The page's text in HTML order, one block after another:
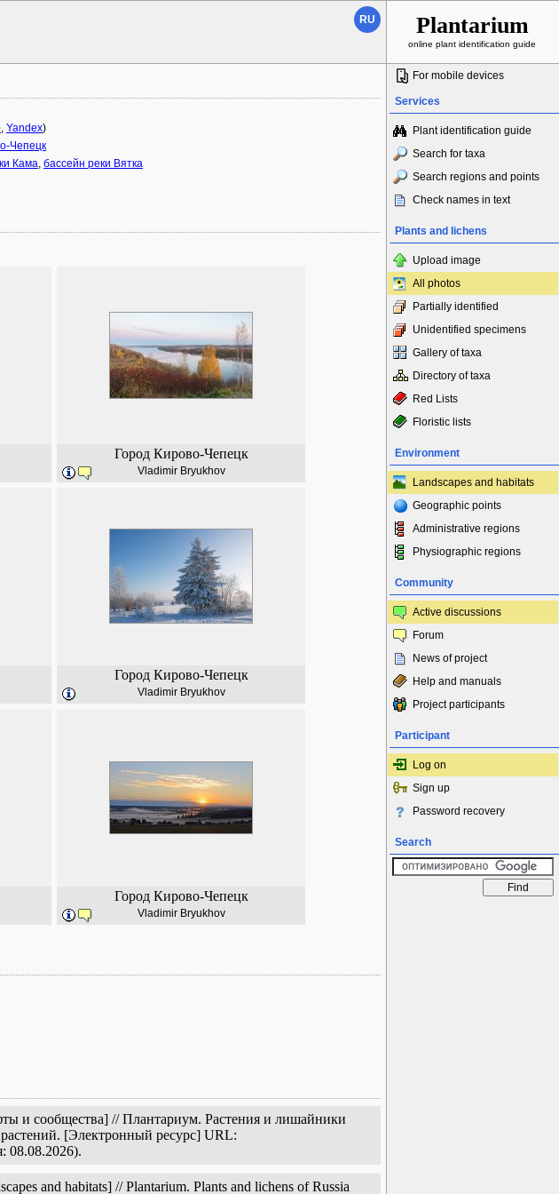
RU Plantarium
online plant identification guide
, Yandex)
Чепецк
Кама, бассейн реки Вятка
Город Кирово-Чепецк
Vladimir Bryukhov
Город Кирово-Чепецк
Vladimir Bryukhov
Город Кирово-Чепецк
Vladimir Bryukhov
и сообщества] // Плантариум. Растения и лишайники
[Электронный ресурс] URL:
08.08.2026).
and habitats] // Plantarium. Plants and lichens of Russia
For mobile devices
Services
Plant identification guide
Search for taxa
Search regions and points
Check names in text
Plants and lichens
Upload image
All photos
Partially identified
Unidentified specimens
Gallery of taxa
Directory of taxa
Red Lists
Floristic lists
Environment
Landscapes and habitats
Geographic points
Administrative regions
Physiographic regions
Community
Active discussions
Forum
News of project
Help and manuals
Project participants
Participant
Log on
Sign up
Password recovery
Search